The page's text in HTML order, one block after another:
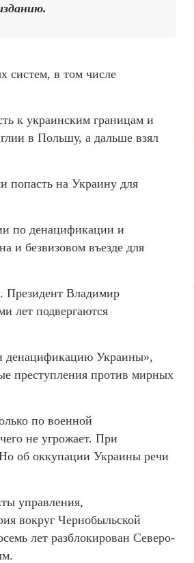
систем, в том числе
к украинским границам и
в Польшу, а дальше взял
попасть на Украину для
по денацификации и
и безвизовом въезде для
Президент Владимир
лет подвергаются
денацификацию Украины»,
преступления против мирных
по военной
не угрожает. При
об оккупации Украины речи
управления,
вокруг Чернобыльской
лет разблокирован Северо-